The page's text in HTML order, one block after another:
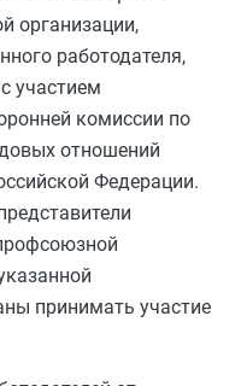
организации,
работодателя,
участием
комиссии по
отношений
Федерации.
принимать участие